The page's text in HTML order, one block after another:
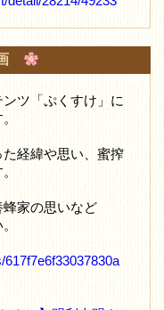
ツ「ぷくすけ」に
経緯や思い、蜜搾
家の思いなど